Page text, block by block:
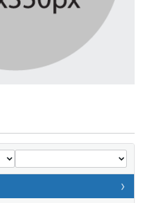
গুরুদাসপুরে সাত ইঞ্চি জমির দাবীতে
দুই মামলা-হয়রানীর অভিযোগ
গুরুদাসপুরে দুর্নীতি প্রতিরোধ বিষয়ক
বিতর্ক প্রতিযোগিতা অনুষ্ঠিত
›